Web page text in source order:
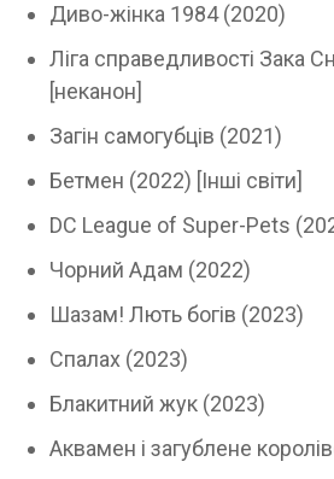
Диво-жінка 1984 (2020)
Ліга справедливості Зака
[неканон]
Загін самогубців (2021)
Бетмен (2022) [Інші світи]
DC League of Super-Pets
Чорний Адам (2022)
Шазам! Лють богів (2023)
Спалах (2023)
Блакитний жук (2023)
Аквамен і загублене